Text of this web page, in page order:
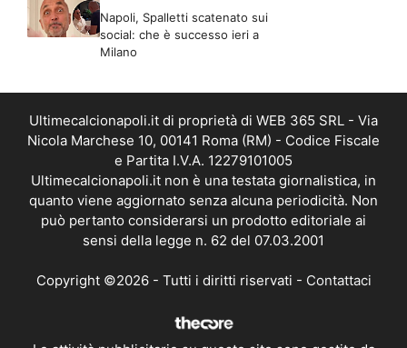
Napoli, Spalletti scatenato sui
social: che è successo ieri a
Milano
Ultimecalcionapoli.it di proprietà di WEB 365 SRL - Via
Nicola Marchese 10, 00141 Roma (RM) - Codice Fiscale
e Partita I.V.A. 12279101005
Ultimecalcionapoli.it non è una testata giornalistica, in
quanto viene aggiornato senza alcuna periodicità. Non
può pertanto considerarsi un prodotto editoriale ai
sensi della legge n. 62 del 07.03.2001
Copyright ©2026 - Tutti i diritti riservati - Contattaci